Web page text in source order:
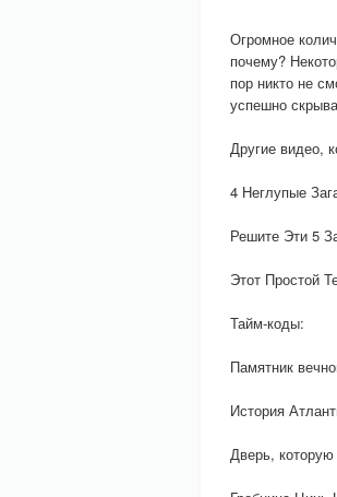
Огромное
почему?
пор никто не
успешно
Другие видео,
4 Неглупые
Решите Эти 5
Этот Простой
Тайм-коды:
Памятник
История
Дверь,